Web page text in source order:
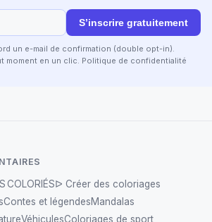
S’inscrire gratuitement
un e-mail de confirmation (double opt-in).
moment en un clic. Politique de confidentialité
COLORIÉSᐅ Créer des coloriages
Contes et légendesMandalas
VéhiculesColoriages de sport